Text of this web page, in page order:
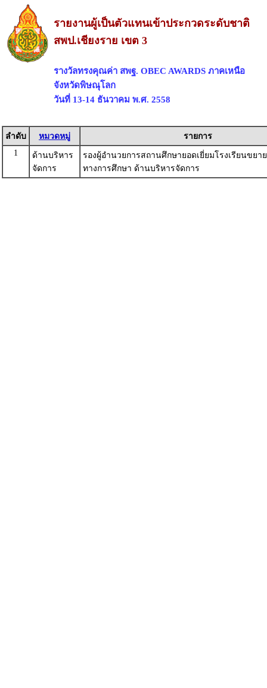
รายงานผู้เป็นตัวแทนเข้าประกวดระดับชาติ
สพป.เชียงราย เขต 3
รางวัลทรงคุณค่า สพฐ. OBEC AWARDS ภาคเหนือ
จังหวัดพิษณุโลก
วันที่ 13-14 ธันวาคม พ.ศ. 2558
ลำดับ หมวดหมู่
รายการ
1
ด้านบริหาร
จัดการ
รองผู้อำนวยการสถานศึกษายอดเยี่ยมโรงเรียนขยา
ทางการศึกษา ด้านบริหารจัดการ